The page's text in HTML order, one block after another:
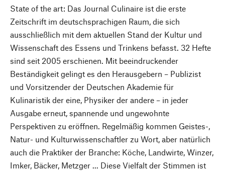
State of the art: Das Journal Culinaire ist die erste
Zeitschrift im deutschsprachigen Raum, die sich
ausschließlich mit dem aktuellen Stand der Kultur und
Wissenschaft des Essens und Trinkens befasst. 32 Hefte
sind seit 2005 erschienen. Mit beeindruckender
Beständigkeit gelingt es den Herausgebern – Publizist
und Vorsitzender der Deutschen Akademie für
Kulinaristik der eine, Physiker der andere – in jeder
Ausgabe erneut, spannende und ungewohnte
Perspektiven zu eröffnen. Regelmäßig kommen Geistes-,
Natur- und Kulturwissenschaftler zu Wort, aber natürlich
auch die Praktiker der Branche: Köche, Landwirte, Winzer,
Imker, Bäcker, Metzger ... Diese Vielfalt der Stimmen ist